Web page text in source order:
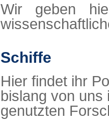
Wir geben
Schiffe
Hier findet ihr
bislang von uns
genutzten